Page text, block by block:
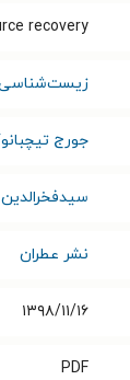
recovery
جورج
نشر عطران
۱۳۹۸/۱۱/۱۶
PDF